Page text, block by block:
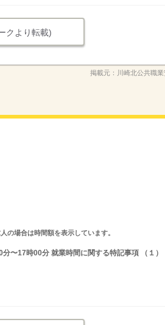
クより転載)
掲載元： 川崎北公共職
の場合は時間額を表示しています。
〜17時00分 就業時間に関する特記事項 （１）